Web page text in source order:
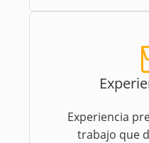
Experiencia
trabajo que